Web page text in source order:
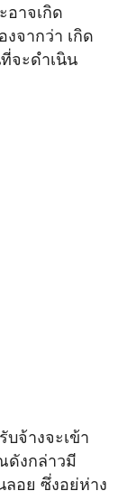
อาจเกิด
จากว่า เกิด
จะดำเนิน
จ้างจะเข้า
ดังกล่าวมี
ลอย ซึ่งอยู่ห่าง